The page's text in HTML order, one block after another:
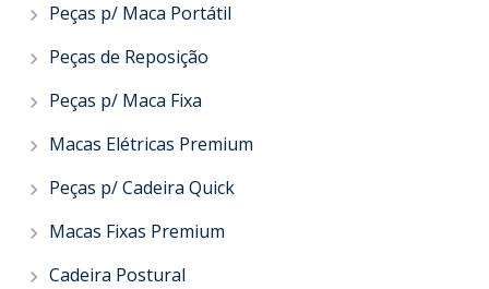
Peças p/ Maca Portátil
Peças de Reposição
Peças p/ Maca Fixa
Macas Elétricas Premium
Peças p/ Cadeira Quick
Macas Fixas Premium
Cadeira Postural